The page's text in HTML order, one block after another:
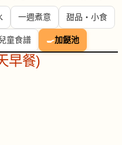
一週煮意 甜品・小食
兒童食譜 🍳加餸池
早餐)